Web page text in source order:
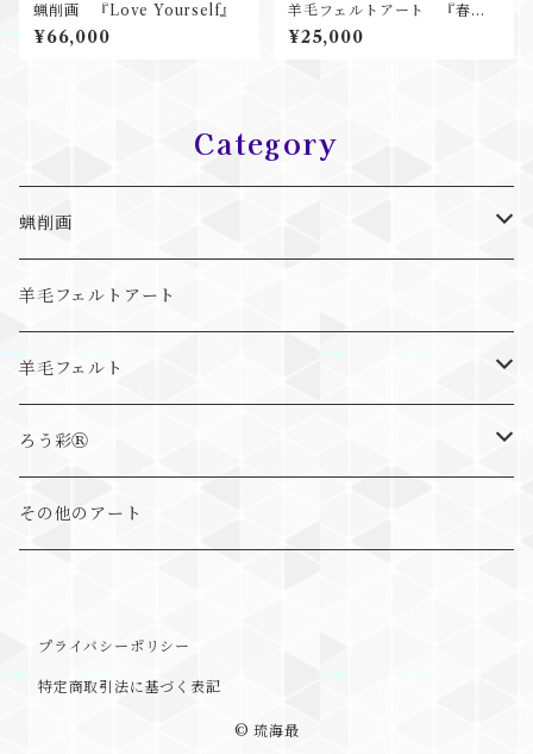
蝋削画 『Love Yourself』
¥66,000
羊毛フェルトアート 『春の
風にのって』
¥25,000
Category
蝋削画
抽象画
動物画
羊毛フェルトアート
羊毛フェルト
まるっとアニマル
ゆる～とアニマル
ブローチ
ろう彩Ⓡ
ろう彩Ⓡ書
ろう彩Ⓡ抽象画
その他のアート
プライバシーポリシー
特定商取引法に基づく表記
© 琉海最